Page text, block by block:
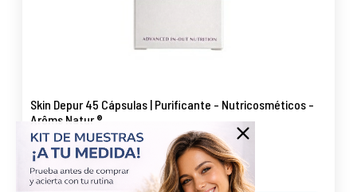
Skin Depur 45 Cápsulas | Purificante - Nutricosméticos -
Arôms Natur ®
19,11 € 22,49 €